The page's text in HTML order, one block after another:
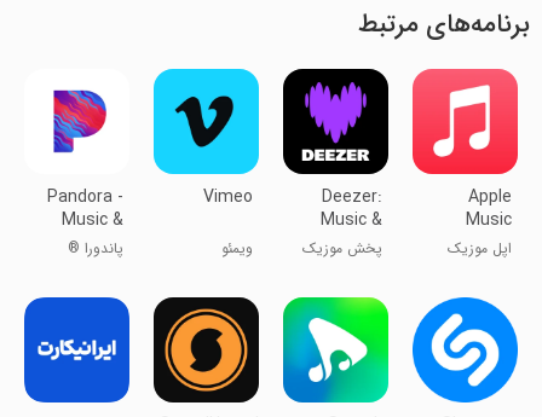
برنامه‌های مرتبط
Apple
Music
اپل موزیک
استریمینگ
موسیقی اپل
Deezer:
Music &
Podcast
Player
پخش موزیک
Vimeo
ویمئو
Pandora -
Music &
Podcasts
پاندورا ®
اینترنتی